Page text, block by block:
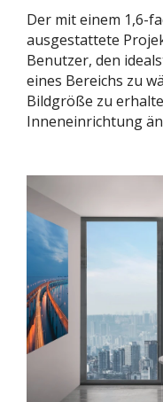
Der mit einem 1,6-
ausgestattete
Benutzer, den
eines Bereichs zu
Bildgröße zu
Inneneinrichtung